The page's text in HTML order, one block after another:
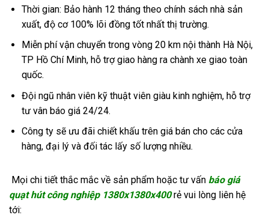
Thời gian: Bảo hành 12 tháng theo chính sách nhà sản
xuất, độ cơ 100% lõi đồng tốt nhất thị trường.
Miễn phí vận chuyển trong vòng 20 km nội thành Hà Nội,
TP Hồ Chí Minh, hỗ trợ giao hàng ra chành xe giao toàn
quốc.
Đội ngũ nhân viên kỹ thuật viên giàu kinh nghiệm, hỗ trợ
tư vân báo giá 24/24.
Công ty sẽ ưu đãi chiết khấu trên giá bán cho các cửa
hàng, đại lý và đối tác lấy số lượng nhiều.
Mọi chi tiết thắc mắc về sản phẩm hoặc tư vấn báo giá
quạt hút công nghiệp 1380x1380x400rẻ vui lòng liên hệ
tới: